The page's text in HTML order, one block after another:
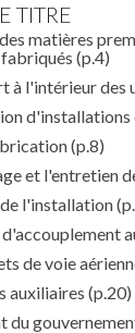
TITRE
matières
(p.4)
à l'intérieur des
(p.8)
et l'entretien
l'installation
de voie
auxiliaires (p.20)
du